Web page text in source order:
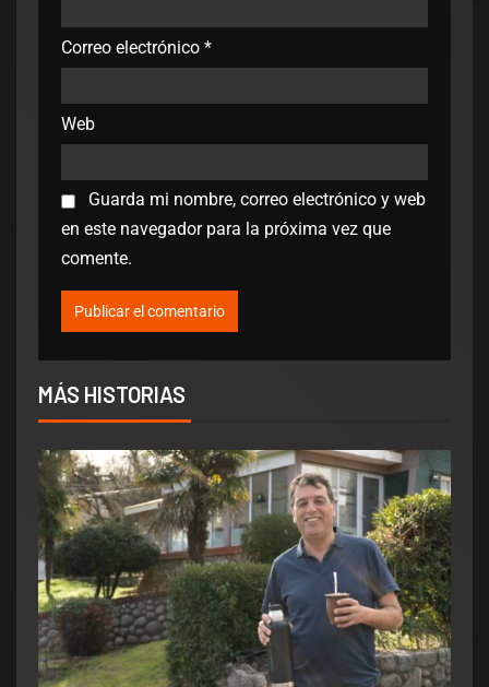
Correo electrónico *
Web
Guarda mi nombre, correo electrónico y web
en este navegador para la próxima vez que
comente.
MÁS HISTORIAS